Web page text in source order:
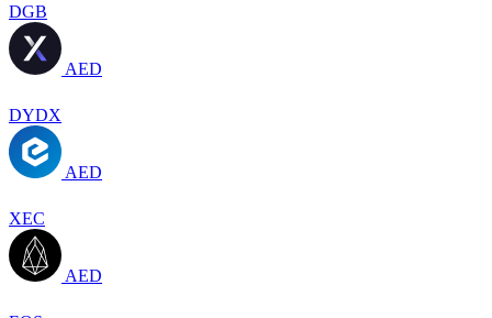
DGB
AED
DYDX
AED
XEC
AED